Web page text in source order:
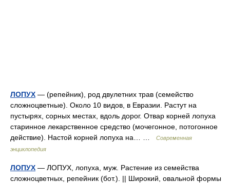
ЛОПУХ — (репейник), род двулетних трав (семейство
сложноцветные). Около 10 видов, в Евразии. Растут на
пустырях, сорных местах, вдоль дорог. Отвар корней лопуха
старинное лекарственное средство (мочегонное, потогонное
действие). Настой корней лопуха на… …
Современная
энциклопедия
ЛОПУХ — ЛОПУХ, лопуха, муж. Растение из семейства
сложноцветных, репейник (бот.). || Широкий, овальной формы